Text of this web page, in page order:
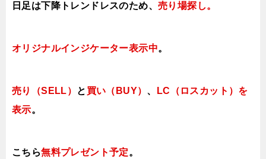
日足は下降トレンドレスのため、 売り場探し。
オリジナルインジケーター表示中。
売り（SELL） と 買い（BUY） 、
LC（ロスカット）を
表示。
こちら無料プレゼント予定。